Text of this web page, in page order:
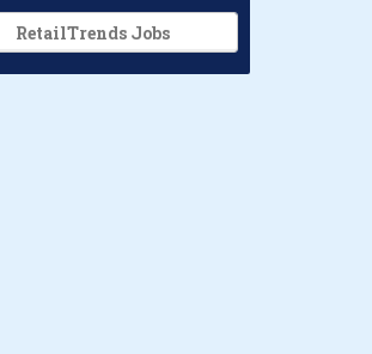
RetailTrends Jobs